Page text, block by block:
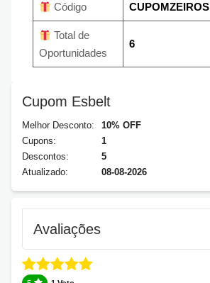
Código CUPOMZEIROS
Total de
Oportunidades
6
Cupom Esbelt
Melhor Desconto:
10% OFF
Cupons:
1
Descontos:
5
Atualizado:
08-08-2026
Avaliações